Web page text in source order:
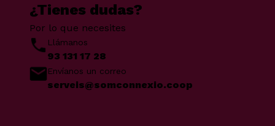
¿Tienes dudas?
Por lo que necesites
Llámanos
93 131 17 28
Envíanos un correo
serveis@somconnexio.coop